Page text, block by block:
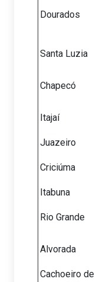
Dourados
Santa Luzia
Chapecó
Itajaí
Juazeiro
Criciúma
Itabuna
Rio Grande
Alvorada
Cachoeiro de